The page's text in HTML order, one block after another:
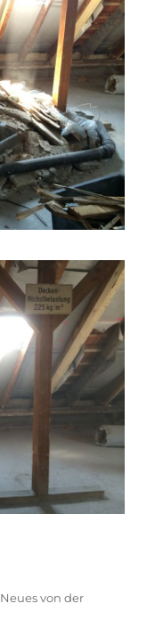
Categories
Neues von der